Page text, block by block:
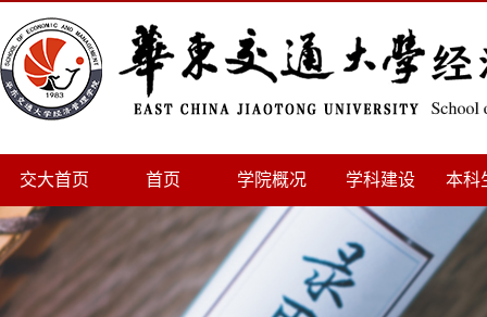
交大首页 首页 学院概况 学科建设 本科